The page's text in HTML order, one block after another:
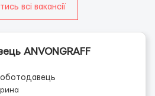
всі вакансії
ANVONGRAFF